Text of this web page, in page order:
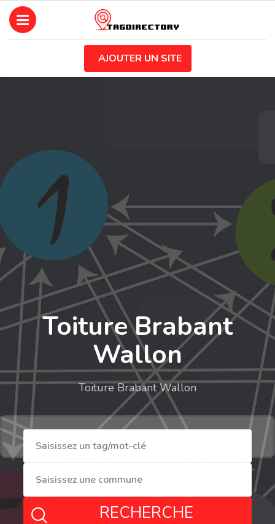
AJOUTER UN SITE
Toiture Brabant
Wallon
Toiture Brabant Wallon
RECHERCHE